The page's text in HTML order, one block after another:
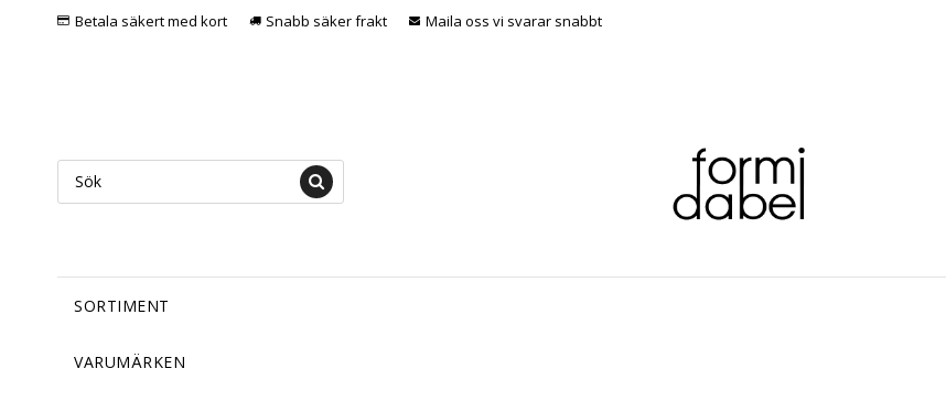
Betala säkert med kort Snabb säker frakt Maila oss vi svarar snabbt
SORTIMENT
VARUMÄRKEN